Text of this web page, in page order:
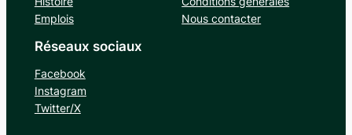
Emplois
Nous contacter
Réseaux sociaux
Facebook
Instagram
Twitter/X